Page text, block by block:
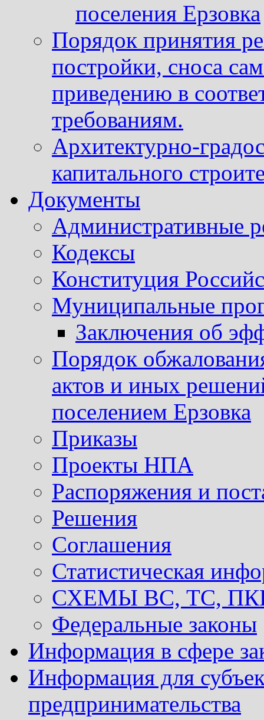
поселения Ерзовка
Порядок принятия
постройки, сноса
приведению в
требованиям.
Архитектурно-
капитального
Документы
Административные
Кодексы
Конституция
Муниципальные
Заключения об
Порядок
актов и иных
поселением Ерзовка
Приказы
Проекты НПА
Распоряжения и
Решения
Соглашения
Статистическая
СХЕМЫ ВС, ТС, ПКР
Федеральные законы
Информация в сфере
Информация для
предпринимательства